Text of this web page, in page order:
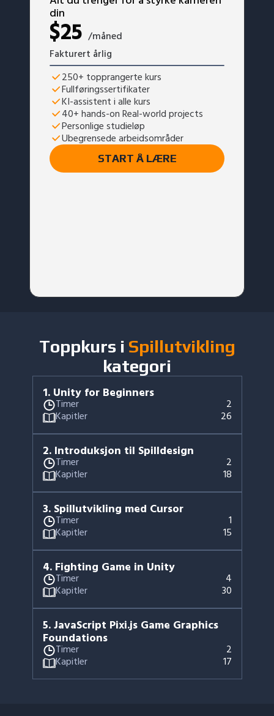
din
$25 /måned
Fakturert årlig
250+ topprangerte kurs
Fullføringssertifikater
KI-assistent i alle kurs
40+ hands-on Real-world projects
Personlige studieløp
Ubegrensede arbeidsområder
START Å LÆRE
Toppkurs i Spillutvikling
kategori
1. Unity for Beginners
Timer 2
Kapitler 26
2. Introduksjon til Spilldesign
Timer 2
Kapitler 18
3. Spillutvikling med Cursor
Timer 1
Kapitler 15
4. Fighting Game in Unity
Timer 4
Kapitler 30
5.JavaScript Pixi.js Game Graphics
Foundations
Timer 2
Kapitler 17